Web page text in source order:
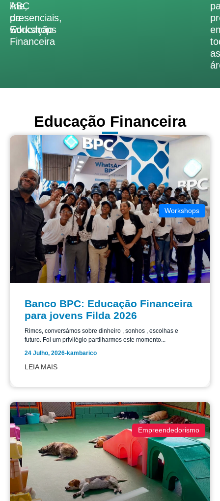
ABC
da
Educação
Financeira
line,
presenciais,
workshops
as
Educação Financeira
Workshops
Banco BPC: Educação Financeira
para jovens Filda 2026
Rimos, conversámos sobre dinheiro , sonhos , escolhas e
futuro. Foi um privilégio partilharmos este momento...
24 Julho, 2026-kambarico
LEIA MAIS
Empreendedorismo